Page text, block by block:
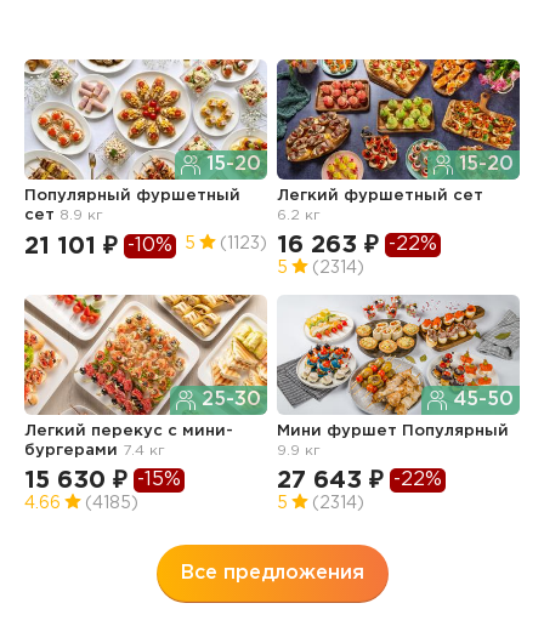
15-20
Популярный фуршетный
сет 8.9 кг
21 101 ₽ -10% 5 (1123)
15-20
Легкий фуршетный сет
6.2 кг
16 263 ₽ -22%
5 (2314)
25-30
Легкий перекус c мини-
бургерами 7.4 кг
15 630 ₽ -15%
4.66 (4185)
45-50
Мини фуршет Популярный
9.9 кг
27 643 ₽ -22%
5 (2314)
Все предложения